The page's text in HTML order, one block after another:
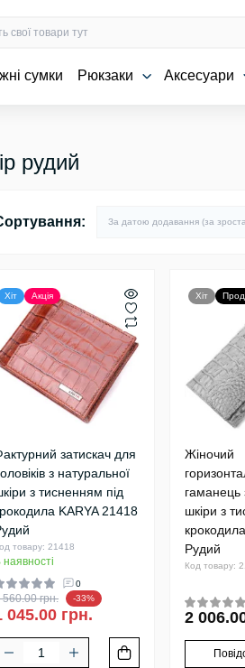
сумки Рюкзаки Аксесуари
рудий
Хіт Акція
затискач для
з натуральної
з тисненням під
KARYA 21418
товару: 21418
наявності
0
560.00 грн. -33%
045.00 грн.
Хіт
Жіночий
гаманець
шкіри з
Рудий
Код товару:
2